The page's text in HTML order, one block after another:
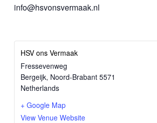
info@hsvonsvermaak.nl
HSV ons Vermaak
Fressevenweg
Bergeijk, Noord-Brabant 5571
Netherlands
+ Google Map
View Venue Website